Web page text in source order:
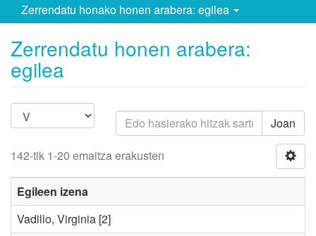
Zerrendatu honako honen arabera: egilea
Zerrendatu honen arabera:
egilea
Joan
142-tik 1-20 emaitza erakusten
Egileen izena
Vadillo, Virginia [2]